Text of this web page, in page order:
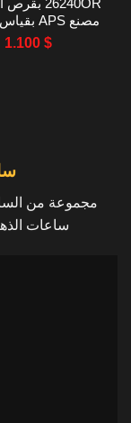
مصنع APS بقياس 41 ملم
1.100 $
مجموعة من
ساعات